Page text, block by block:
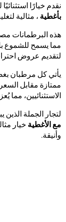
نقدم خيارًا
بأغطية ، مثالية
هذه البرطمانات
مما يسمح للشموع
لتقديم عروض
يأتي كل مرطبان
ممتازة مقابل
الاستثنائيين، مما
لتجار الجملة
مع الأغطية خيار
وأنيقة.